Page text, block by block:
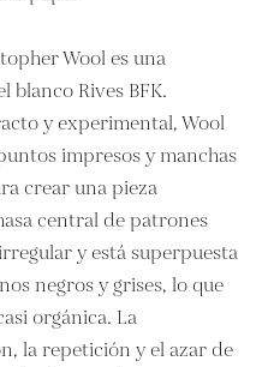
Wool es una
blanco Rives BFK.
y experimental, Wool
impresos y manchas
crear una pieza
central de patrones
y está superpuesta
negros y grises, lo que
orgánica. La
la repetición y el azar de